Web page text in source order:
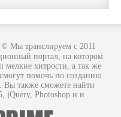
© Мы транслируем с 2011
портал, на котором
мелкие хитрости, а так же
помочь по созданию
Вы также сможете найти
jQuery, Photoshop и и
мира. Вся информация
исключительно в